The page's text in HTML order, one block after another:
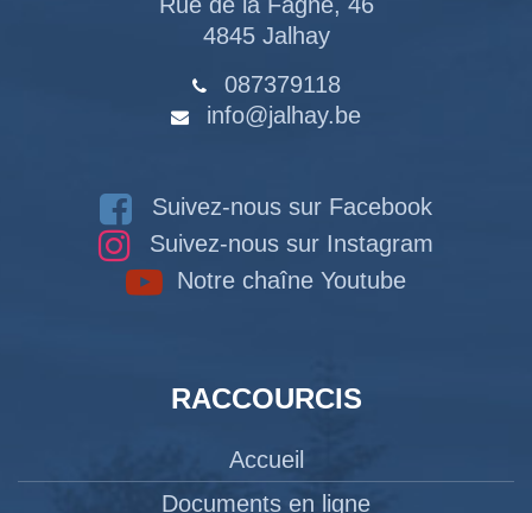
4845 Jalhay
087379118
info@jalhay.be
Suivez-nous sur Facebook
Suivez-nous sur Instagram
Notre chaîne Youtube
RACCOURCIS
Accueil
Documents en ligne